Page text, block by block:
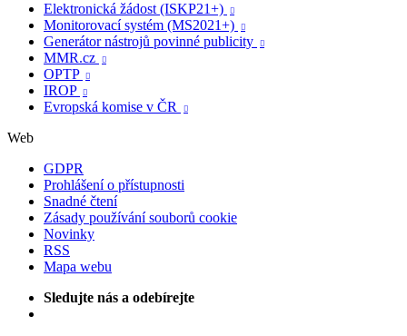
Elektronická žádost (ISKP21+)

Monitorovací systém (MS2021+) 
Generátor nástrojů povinné publicity 
MMR.cz 
OPTP 
IROP 
Evropská komise v ČR 
Web
GDPR
Prohlášení o přístupnosti
Snadné čtení
Zásady používání souborů cookie
Novinky
RSS
Mapa webu
Sledujte nás a odebírejte